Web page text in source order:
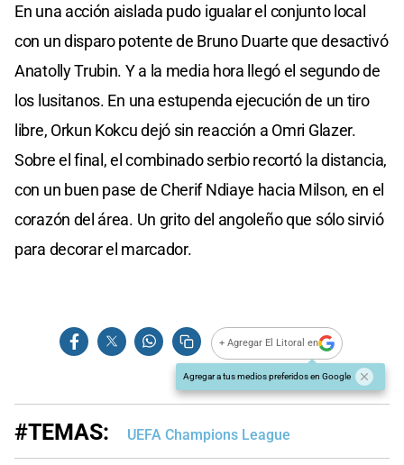
En una acción aislada pudo igualar el conjunto local
con un disparo potente de Bruno Duarte que desactivó
Anatolly Trubin. Y a la media hora llegó el segundo de
los lusitanos. En una estupenda ejecución de un tiro
libre, Orkun Kokcu dejó sin reacción a Omri Glazer.
Sobre el final, el combinado serbio recortó la distancia,
con un buen pase de Cherif Ndiaye hacia Milson, en el
corazón del área. Un grito del angoleño que sólo sirvió
para decorar el marcador.
+ Agregar El Litoral en
Agregar a tus medios preferidos en Google
#TEMAS: UEFA Champions League